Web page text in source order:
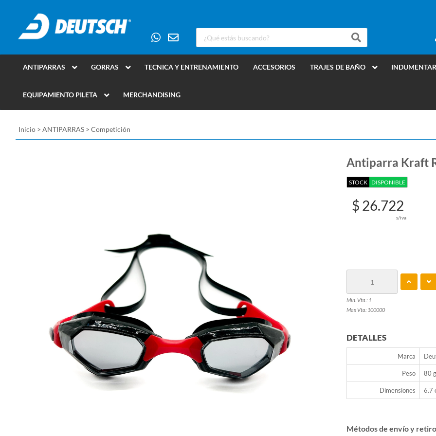
ANTIPARRAS GORRAS TECNICA Y ENTRENAMIENTO ACCESORIOS TRAJES DE BAÑO
EQUIPAMIENTO PILETA MERCHANDISING
Inicio > ANTIPARRAS > Competición
Antiparra Kraft
STOCK DISPONIBLE
$ 26.722
s/iva
Min. Vta.: 1
Max Vta: 100000
DETALLES
Marca
Peso 80
Dimensiones 6.7
Métodos de envío y retiro